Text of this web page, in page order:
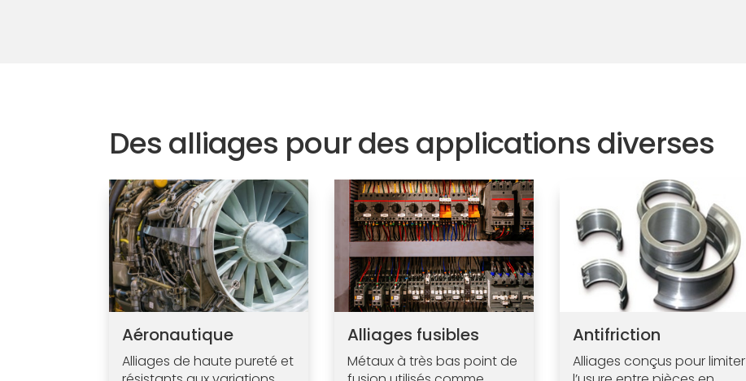
Des alliages pour des applications diverses
Aéronautique
Alliages de haute pureté et
Alliages fusibles
Métaux à très bas point de
Antifriction
Alliages conçus pour limiter